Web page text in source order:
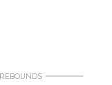
REBOUNDS